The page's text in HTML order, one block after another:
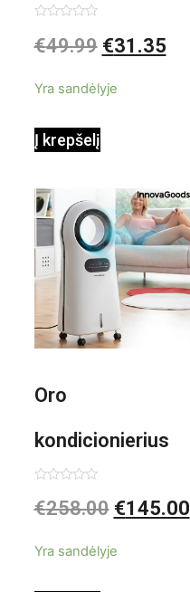
garintuvas su
0,35 L 3 Bar
1000W
0
iš
€49.99 €31.35
Yra sandėlyje
Į krepšelį
Oro
kondicionierius
Evareer
0
iš
€258.00 €145.00
Yra sandėlyje